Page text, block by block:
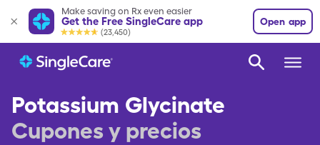
Make saving on Rx even easier
Get the Free SingleCare app
(23,450)
Open app
Potassium Glycinate
Cupones y precios